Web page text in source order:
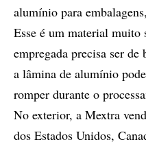
alumínio para
Esse é um material muito
empregada precisa ser
a lâmina de alumínio
romper durante o
No exterior, a Mextra
dos Estados Unidos,